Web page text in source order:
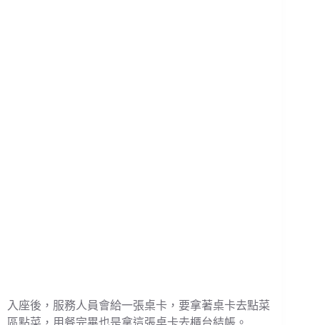
入座後，服務人員會給一張桌卡，要拿著桌卡去點菜